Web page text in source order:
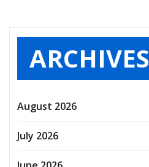
ARCHIVES
August 2026
July 2026